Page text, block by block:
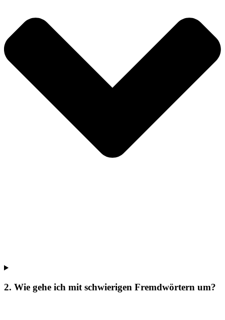
2. Wie gehe ich mit schwierigen Fremdwörtern um?